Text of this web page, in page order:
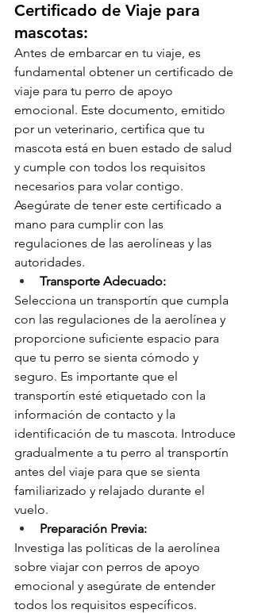
Certificado de Viaje para
mascotas:
Antes de embarcar en tu viaje, es
fundamental obtener un certificado de
viaje para tu perro de apoyo
emocional. Este documento, emitido
por un veterinario, certifica que tu
mascota está en buen estado de salud
y cumple con todos los requisitos
necesarios para volar contigo.
Asegúrate de tener este certificado a
mano para cumplir con las
regulaciones de las aerolíneas y las
autoridades.
Transporte Adecuado:
Selecciona un transportín que cumpla
con las regulaciones de la aerolínea y
proporcione suficiente espacio para
que tu perro se sienta cómodo y
seguro. Es importante que el
transportín esté etiquetado con la
información de contacto y la
identificación de tu mascota. Introduce
gradualmente a tu perro al transportín
antes del viaje para que se sienta
familiarizado y relajado durante el
vuelo.
Preparación Previa:
Investiga las políticas de la aerolínea
sobre viajar con perros de apoyo
emocional y asegúrate de entender
todos los requisitos específicos.